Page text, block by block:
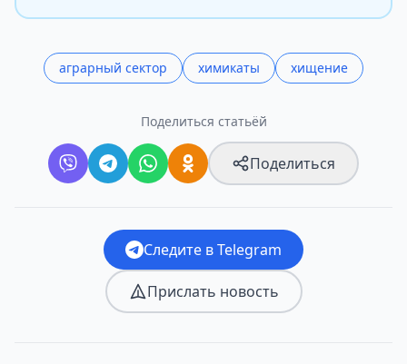
аграрный сектор химикаты хищение
Поделиться статьёй
Поделиться
Следите в Telegram
Прислать новость